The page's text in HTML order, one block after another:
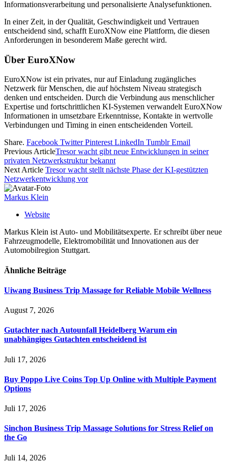
Informationsverarbeitung und personalisierte Analysefunktionen.
In einer Zeit, in der Qualität, Geschwindigkeit und Vertrauen
entscheidend sind, schafft EuroXNow eine Plattform, die diesen
Anforderungen in besonderem Maße gerecht wird.
Über EuroXNow
EuroXNow ist ein privates, nur auf Einladung zugängliches
Netzwerk für Menschen, die auf höchstem Niveau strategisch
denken und entscheiden. Durch die Verbindung aus menschlicher
Expertise und fortschrittlichen KI-Systemen verwandelt EuroXNow
Informationen in umsetzbare Erkenntnisse, Kontakte in wertvolle
Verbindungen und Timing in einen entscheidenden Vorteil.
Share. Facebook Twitter Pinterest LinkedIn Tumblr Email
Previous ArticleTresor wacht gibt neue Entwicklungen in seiner
privaten Netzwerkstruktur bekannt
Next Article Tresor wacht stellt nächste Phase der KI-gestützten
Netzwerkentwicklung vor
Markus Klein
Website
Markus Klein ist Auto- und Mobilitätsexperte. Er schreibt über neue
Fahrzeugmodelle, Elektromobilität und Innovationen aus der
Automobilregion Stuttgart.
Ähnliche Beiträge
Uiwang Business Trip Massage for Reliable Mobile Wellness
August 7, 2026
Gutachter nach Autounfall Heidelberg Warum ein
unabhängiges Gutachten entscheidend ist
Juli 17, 2026
Buy Poppo Live Coins Top Up Online with Multiple Payment
Options
Juli 17, 2026
Sinchon Business Trip Massage Solutions for Stress Relief on
the Go
Juli 14, 2026